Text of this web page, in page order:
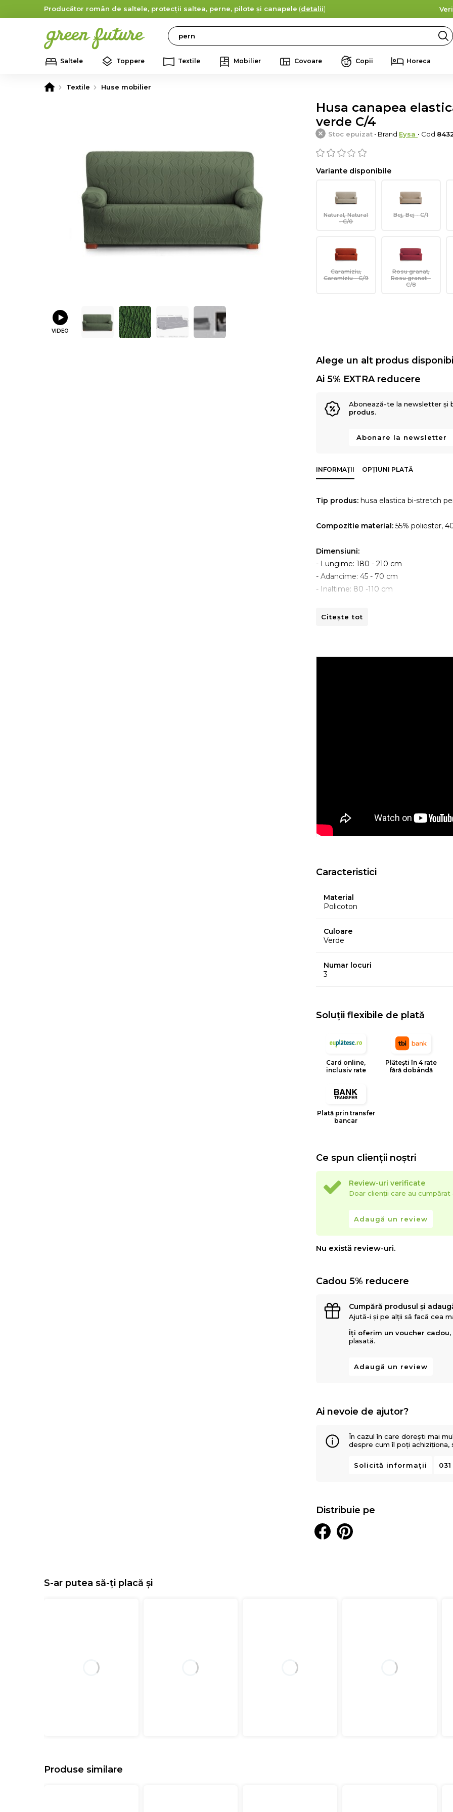
Producător român de saltele, protecții saltea, perne, pilote și canapele (detalii)
Search
Saltele Toppere Textile Mobilier Covoare Copii Horeca
Textile Huse mobilier
VIDEO
Husa canapea
verde C/4
Stoc epuizat • Brand Eysa • Cod
Variante disponibile
Natural, Natural
- C/0
Bej, Bej - C/1
Caramiziu,
Caramiziu - C/9
Rosu granat,
Rosu granat -
C/8
Alege un alt produs
Ai 5% EXTRA reducere
Abonează-te la newsletter și
produs.
Abonare la newsletter
INFORMAȚII OPȚIUNI PLATĂ
Tip produs: husa elastica bi-stretch
Compozitie material: 55% poliester,
Dimensiuni:
- Lungime: 180 - 210 cm
- Adancime: 45 - 70 cm
- Inaltime: 80 -110 cm
Instructiuni de spalare:
este un brand spaniol de
huselor pentru mobilier. Creativitatea,
Citește tot
Caracteristici
Material
Policoton
Culoare
Verde
Numar locuri
3
Soluții flexibile de plată
Card online,
inclusiv rate
Plătești în 4 rate
fără dobândă
Plată prin transfer
bancar
Ce spun clienții noștri
Review-uri verificate
Doar clienții care au
Adaugă un review
Nu există review-uri.
Cadou 5% reducere
Cumpără produsul și
Ajută-i și pe alții să facă cea
Îți oferim un voucher cadou,
plasată.
Adaugă un review
Ai nevoie de ajutor?
În cazul în care dorești mai
despre cum îl poți achiziționa,
Solicită informații
Distribuie pe
S-ar putea să-ți placă și
Produse similare